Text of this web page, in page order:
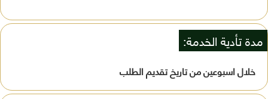
مدة تأدية الخدمة:
خلال اسبوعين من تاريخ تقديم الطلب